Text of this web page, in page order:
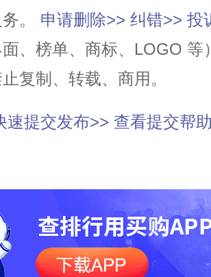
。
申请删除>> 纠错>> 投
、榜单、商标、LOGO
复制、转载、商用。
速提交发布>> 查看提交帮